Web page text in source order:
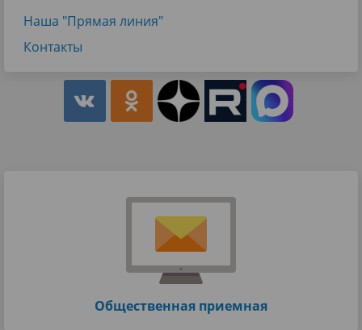
Наша "Прямая линия"
Контакты
Общественная приемная